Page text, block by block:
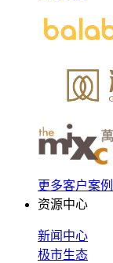
更多客户案例
资源中心
新闻中心
极市生态